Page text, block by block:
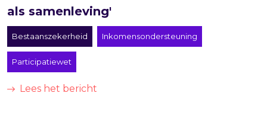
als samenleving'
Bestaanszekerheid Inkomensondersteuning
Participatiewet
Lees het bericht